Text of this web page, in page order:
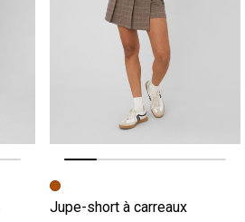
Image précédente
Image suivante
Jupe-short à carreaux